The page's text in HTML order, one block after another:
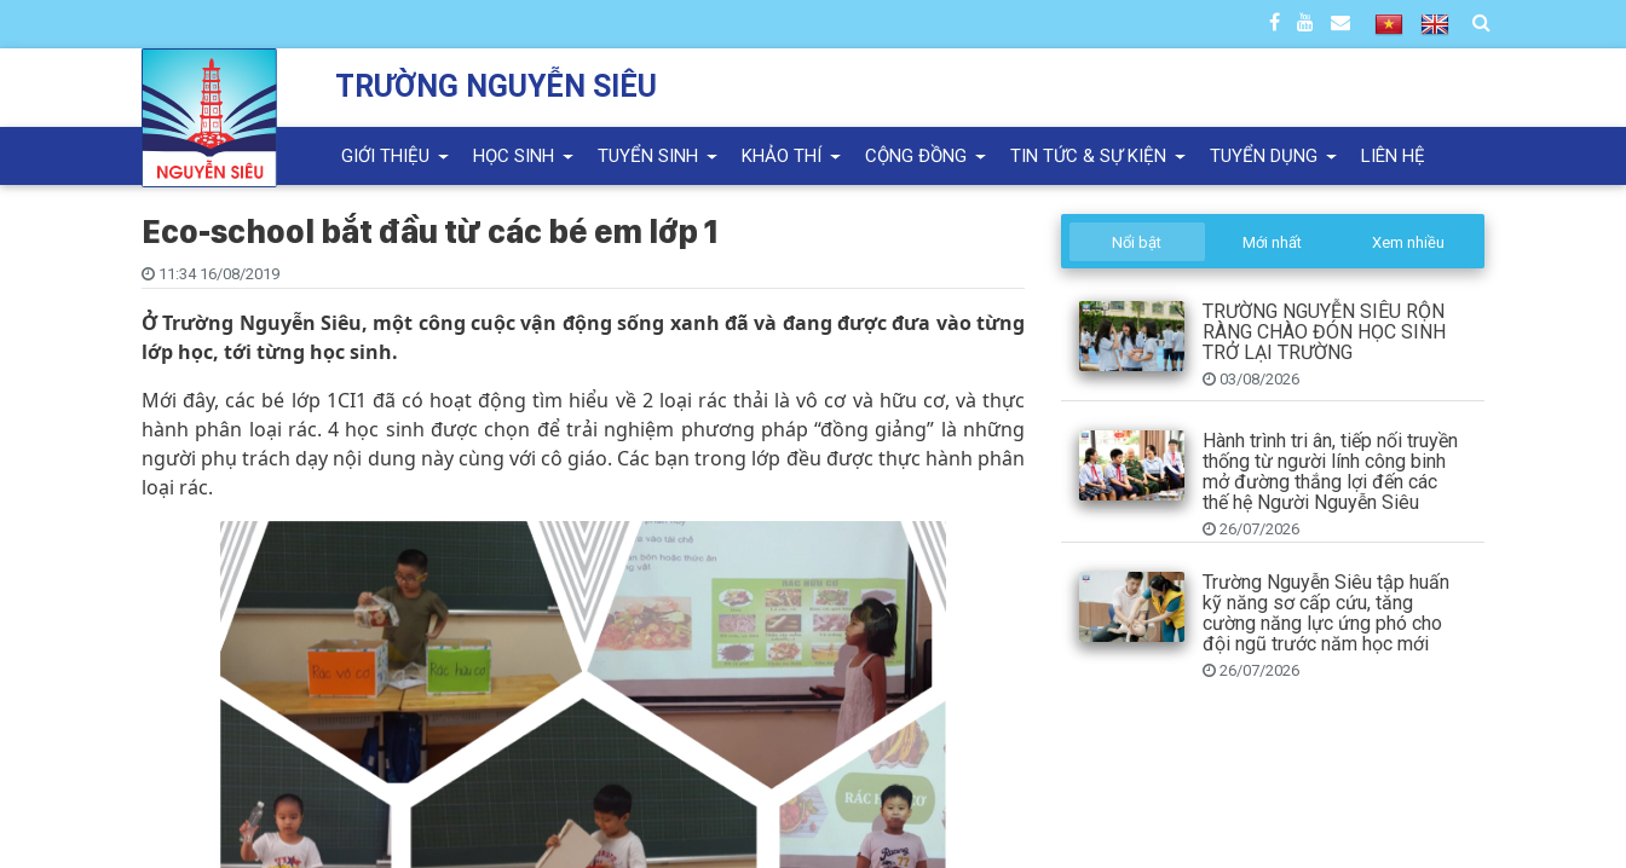
TRƯỜNG NGUYỄN SIÊU
GIỚI THIỆU HỌC SINH TUYỂN SINH KHẢO THÍ CỘNG ĐỒNG TIN TỨC & SỰ KIỆN TUYỂN DỤNG LIÊN HỆ
Eco-school bắt đầu từ các bé em lớp 1
11:34 16/08/2019
Ở Trường Nguyễn Siêu, một công cuộc vận động sống xanh đã và đang được đưa vào từng
lớp học, tới từng học sinh.
Mới đây, các bé lớp 1CI1 đã có hoạt động tìm hiểu về 2 loại rác thải là vô cơ và hữu cơ, và thực
hành phân loại rác. 4 học sinh được chọn để trải nghiệm phương pháp “đồng giảng” là những
người phụ trách dạy nội dung này cùng với cô giáo. Các bạn trong lớp đều được thực hành phân
loại rác.
Nổi bật Mới nhất Xem nhiều
TRƯỜNG NGUYỄN SIÊU RỘN
RÀNG CHÀO ĐÓN HỌC SINH
TRỞ LẠI TRƯỜNG
03/08/2026
Hành trình tri ân, tiếp nối truyền
thống từ người lính công binh
mở đường thắng lợi đến các
thế hệ Người Nguyễn Siêu
26/07/2026
Trường Nguyễn Siêu tập huấn
kỹ năng sơ cấp cứu, tăng
cường năng lực ứng phó cho
đội ngũ trước năm học mới
26/07/2026